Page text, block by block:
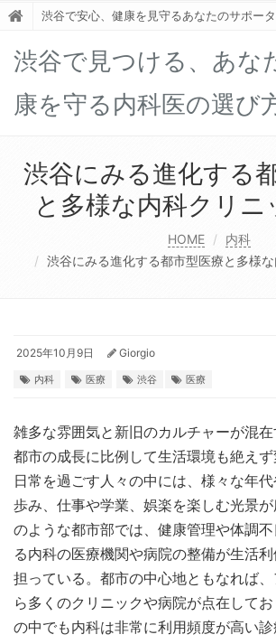
渋谷で安心、健康を見守るあなたのサポー
渋谷で見つける、あな
康を守る内科医の選び
渋谷にみる進化する
と多様な内科クリニ
HOME
内科
渋谷にみる進化する都市型医療と多様
2025年10月9日 Giorgio
内科 医療 渋谷 医療
雑多な雰囲気と新旧のカルチャーが混在
都市の成長に比例して生活環境も絶えず
日常を過ごす人々の中には、様々な年
歩み、仕事や学業、娯楽を楽しむ光景
のような都市部では、健康管理や体調
る内科の医療機関や病院の整備が生活
担っている。都市の中心地ともなれば
ら多くのクリニックや病院が点在して
の中でも内科は非常に利用頻度が高い